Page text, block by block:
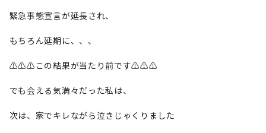
緊急事態宣言が延長され、
もちろん延期に、、、
⚠️⚠️⚠️この結果が当たり前です⚠️⚠️⚠️
でも会える気満々だった私は、
次は、家でキレながら泣きじゃくりました